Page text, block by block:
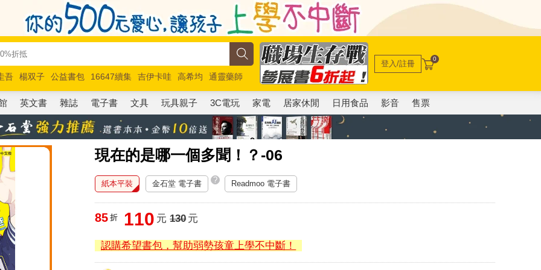
吾 楊双子 公益書包 16647續集 吉伊卡哇 高希均
通靈藥師
路邊攤新作
馬斯克 玩具總動員5 超慢跑
登入/註冊 0
英文書 雜誌 電子書 文具 玩具親子 3C電玩 家電 居家休閒 日用食品 影音 售票
現在的是哪一個多聞！？-06
紙本平裝 金石堂 電子書 ? Readmoo 電子書
85 折 110 元 130元
認購希望書包，幫助弱勢孩童上學不中斷！